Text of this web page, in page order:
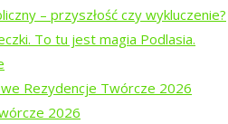
– przyszłość czy wykluczenie?
To tu jest magia Podlasia.
Rezydencje Twórcze 2026
2026
Igorem Isajewem
Mucharskim